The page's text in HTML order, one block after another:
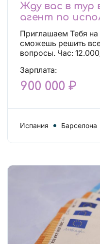
Жду вас в тур
агент по
Приглашаем Тебя
сможешь решить
вопросы. Час:
Зарплата:
900 000 ₽
Испания Барселона